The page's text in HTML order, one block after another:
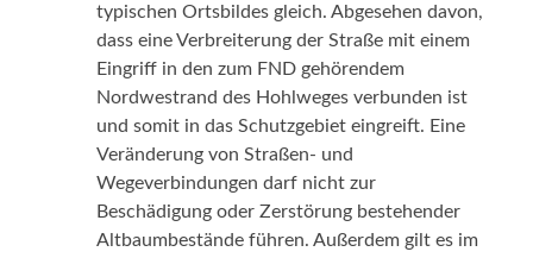
typischen Ortsbildes gleich. Abgesehen davon,
dass eine Verbreiterung der Straße mit einem
Eingriff in den zum FND gehörendem
Nordwestrand des Hohlweges verbunden ist
und somit in das Schutzgebiet eingreift. Eine
Veränderung von Straßen- und
Wegeverbindungen darf nicht zur
Beschädigung oder Zerstörung bestehender
Altbaumbestände führen. Außerdem gilt es im